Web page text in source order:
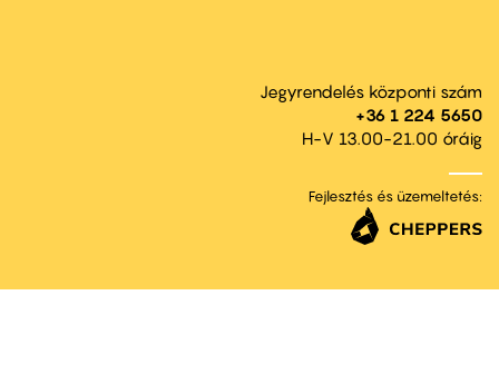
Jegyrendelés központi szám
+36 1 224 5650
H-V 13.00-21.00 óráig
Fejlesztés és üzemeltetés: